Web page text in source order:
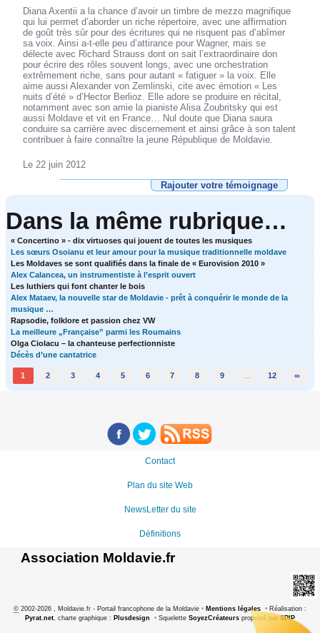
Diana Axentii a la chance d’avoir un timbre de mezzo magnifique
qui lui permet d’aborder un riche répertoire, avec une affirmation
de goût très sûr pour des écritures qui ne risquent pas d’abîmer
sa voix. Ainsi a-t-elle peu d’attirance pour Wagner, mais se
délecte avec Richard Strauss dont on sait l’extraordinaire don
pour écrire des rôles souvent longs, avec une orchestration
extrêmement riche, sans pour autant « fatiguer » la voix. Elle
aime aussi Alexander von Zemlinski, cite avec émotion « Les
nuits d’été » d’Hector Berlioz. Elle adore se produire en récital,
notamment avec son amie la pianiste Alisa Zoubritsky qui est
aussi Moldave et vit en France… Nul doute que Diana saura
conduire sa carrière avec discernement et ainsi grâce à son talent
contribuer à faire connaître la jeune République de Moldavie.
Le 22 juin 2012
Rajouter votre témoignage
Dans la même rubrique…
« Concertino » - dix virtuoses qui jouent de toutes les musiques
Les sœurs Osoianu et leur amour pour la musique traditionnelle moldave
Les Moldaves se sont qualifiés dans la finale de « Eurovision 2010 »
Alex Calancea, un instrumentiste à l’esprit ouvert
Les luthiers qui font chanter le bois
Alex Mataev, la nouvelle star de Moldavie - prêt à conquérir le monde de la
musique …
Rapsodie, folklore et passion chez VW
La meilleure „Française” parmi les Roumains
Olga Ciolacu – la chanteuse perfectionniste
Décès d’une cantatrice
1 2 3 4 5 6 7 8 9 12 ∞
Contact
Plan du site Web
NewsLetter du site
Définitions
Association Moldavie.fr
© 2002-2026 , Moldavie.fr - Portail francophone de la Moldavie • Mentions légales • Réalisation :
Pyrat.net, charte graphique : Plusdesign • Squelette SoyezCréateurs propulsé par SPIP